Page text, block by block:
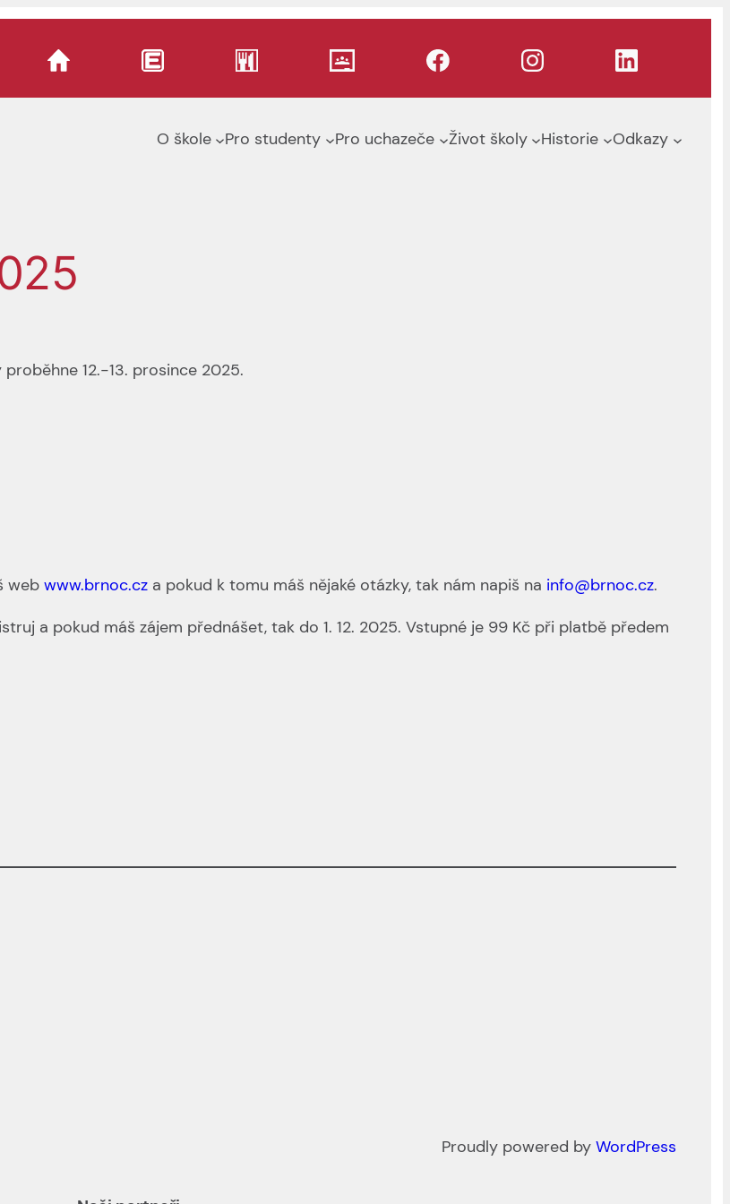
O škole Pro studenty Pro uchazeče Život školy Historie Odkazy
12.-13. prosince 2025.
webwww.brnoc.cz a pokud k tomu máš nějaké otázky, tak nám napiš na info@brnoc.cz.
a pokud máš zájem přednášet, tak do 1. 12. 2025. Vstupné je 99 Kč při platbě předem
Proudly powered by WordPress